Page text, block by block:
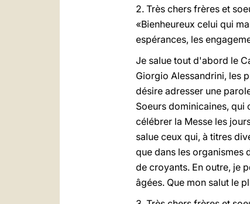
2. Très chers frères et
«Bienheureux celui qui
espérances, les
Je salue tout d'abord le
Giorgio Alessandrini, les
désire adresser une
Soeurs dominicaines, qui
célébrer la Messe les
salue ceux qui, à titres
que dans les organismes
de croyants. En outre, je
âgées. Que mon salut le